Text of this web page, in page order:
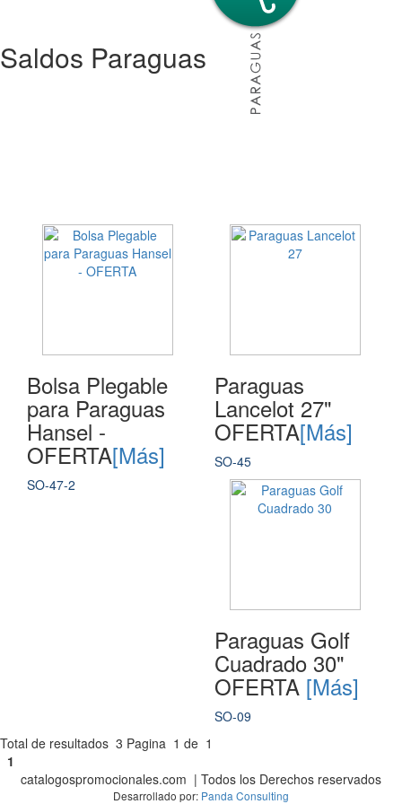
Saldos Paraguas
Bolsa Plegable
para Paraguas
Hansel -
OFERTA[Más]
SO-47-2
Paraguas
Lancelot 27"
OFERTA[Más]
SO-45
Paraguas Golf
Cuadrado 30"
OFERTA [Más]
SO-09
Total de resultados 3 Pagina 1 de 1
1
catalogospromocionales.com | Todos los Derechos reservados
Desarrollado por: Panda Consulting